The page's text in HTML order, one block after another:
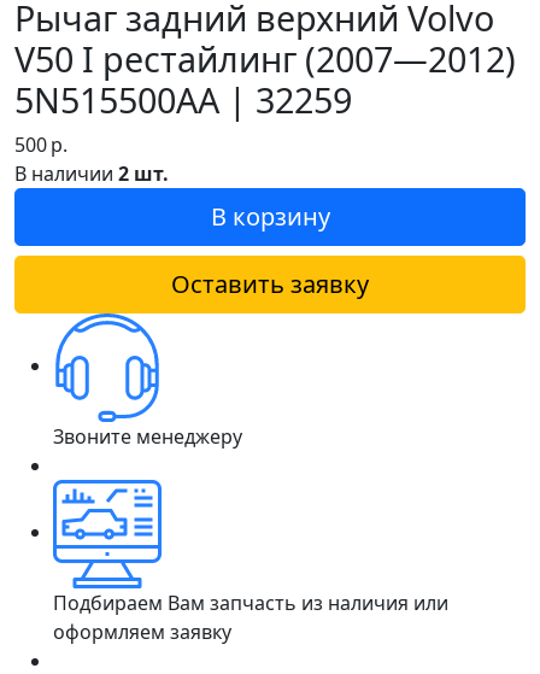
Рычаг задний верхний Volvo
V50 I рестайлинг (2007—2012)
5N515500AA | 32259
500р.
В наличии 2 шт.
В корзину
Оставить заявку
Звоните менеджеру
Подбираем Вам запчасть из наличия или
оформляем заявку